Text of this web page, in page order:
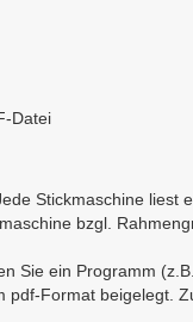
Datei
Stickmaschine liest
bzgl.
Sie ein Programm
Format beigelegt.